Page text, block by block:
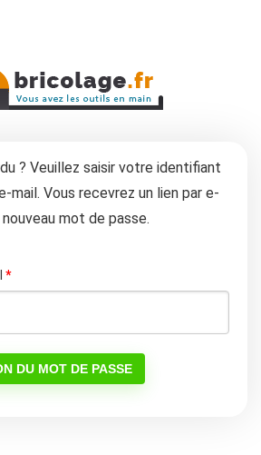
? Veuillez saisir votre identifiant
mail. Vous recevrez un lien par e-
mot de passe.
*Obligatoire
DU MOT DE PASSE